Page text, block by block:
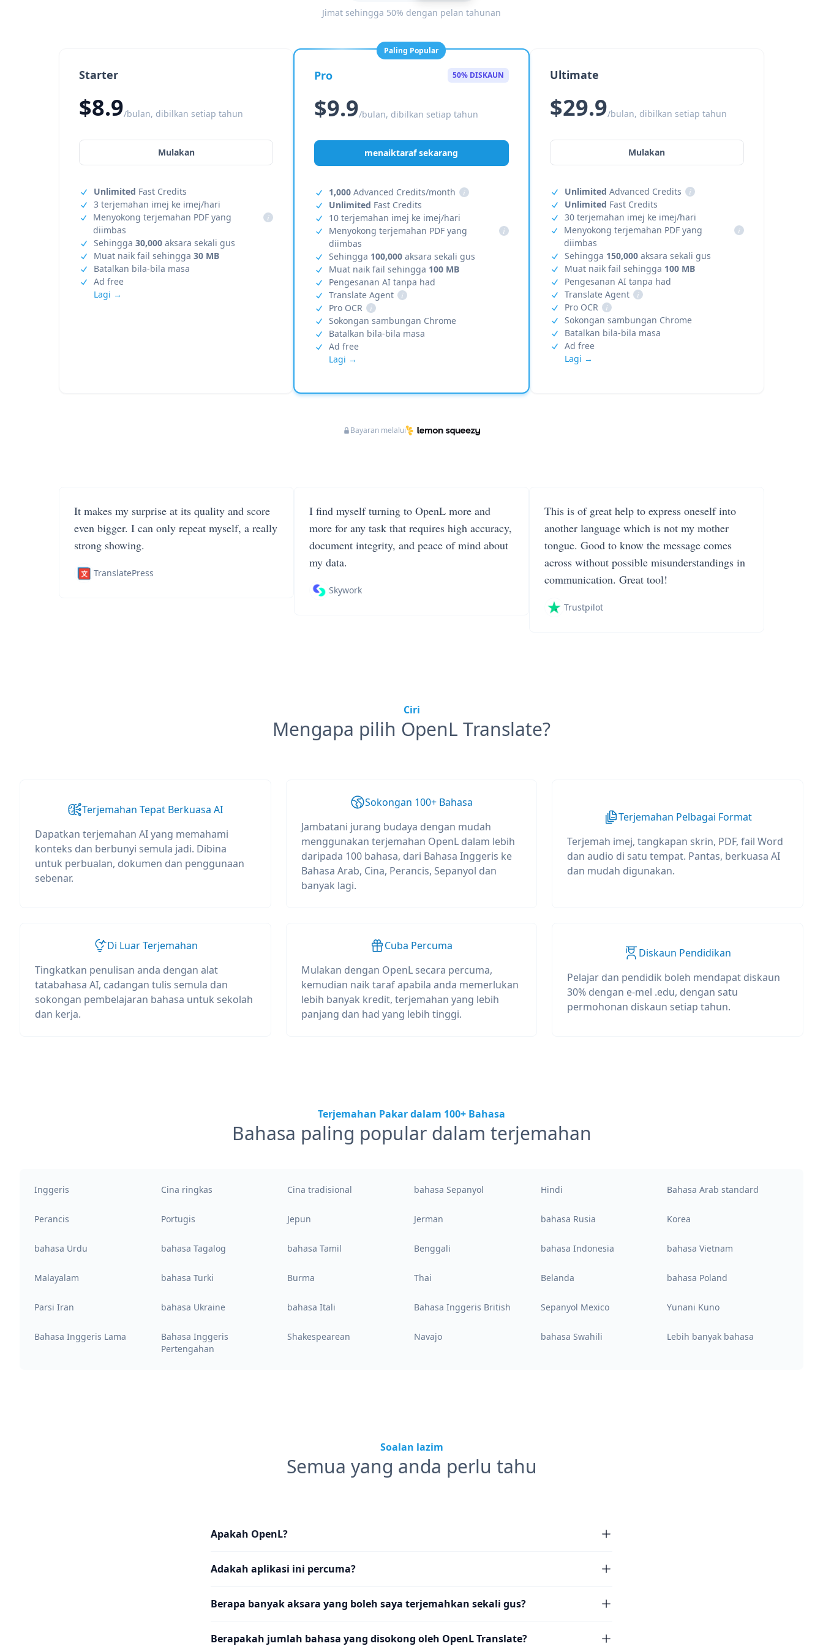
Jimat sehingga 50% dengan pelan tahunan
Starter
$8.9/bulan, dibilkan setiap tahun
Mulakan
Unlimited Fast Credits
3 terjemahan imej ke imej/hari
Menyokong terjemahan PDF yang
diimbas
i
Sehingga 30,000 aksara sekali gus
Muat naik fail sehingga 30 MB
Batalkan bila-bila masa
Ad free
Lagi →
Paling Popular
Pro 50% DISKAUN
$9.9/bulan, dibilkan setiap tahun
menaiktaraf sekarang
1,000 Advanced Credits/month
i
Unlimited Fast Credits
10 terjemahan imej ke imej/hari
Menyokong terjemahan PDF yang
diimbas
i
Sehingga 100,000 aksara sekali gus
Muat naik fail sehingga 100 MB
Pengesanan AI tanpa had
Translate Agent
i
Pro OCR
i
Sokongan sambungan Chrome
Batalkan bila-bila masa
Ad free
Lagi →
Ultimate
$29.9/bulan, dibilkan setiap tahun
Mulakan
Unlimited Advanced Credits
i
Unlimited Fast Credits
30 terjemahan imej ke imej/hari
Menyokong terjemahan PDF yang
diimbas
i
Sehingga 150,000aksara sekali gus
Muat naik fail sehingga 100 MB
Pengesanan AI tanpa had
Translate Agent
i
Pro OCR
i
Sokongan sambungan Chrome
Batalkan bila-bila masa
Ad free
Lagi →
Bayaran melalui
It makes my surprise at its quality and score
even bigger. I can only repeat myself, a really
strong showing.
TranslatePress
I find myself turning to OpenL more and
more for any task that requires high accuracy,
document integrity, and peace of mind about
my data.
Skywork
This is of great help to express oneself into
another language which is not my mother
tongue. Good to know the message comes
across without possible misunderstandings in
communication. Great tool!
Trustpilot
Ciri
Mengapa pilih OpenL Translate?
Terjemahan Tepat Berkuasa AI
Dapatkan terjemahan AI yang memahami
konteks dan berbunyi semula jadi. Dibina
untuk perbualan, dokumen dan penggunaan
sebenar.
Sokongan 100+ Bahasa
Jambatani jurang budaya dengan mudah
menggunakan terjemahan OpenL dalam lebih
daripada 100 bahasa, dari Bahasa Inggeris ke
Bahasa Arab, Cina, Perancis, Sepanyol dan
banyak lagi.
Terjemahan Pelbagai Format
Terjemah imej, tangkapan skrin, PDF, fail Word
dan audio di satu tempat. Pantas, berkuasa AI
dan mudah digunakan.
Di Luar Terjemahan
Tingkatkan penulisan anda dengan alat
tatabahasa AI, cadangan tulis semula dan
sokongan pembelajaran bahasa untuk sekolah
dan kerja.
Cuba Percuma
Mulakan dengan OpenL secara percuma,
kemudian naik taraf apabila anda memerlukan
lebih banyak kredit, terjemahan yang lebih
panjang dan had yang lebih tinggi.
Diskaun Pendidikan
Pelajar dan pendidik boleh mendapat diskaun
30% dengan e-mel .edu, dengan satu
permohonan diskaun setiap tahun.
Terjemahan Pakar dalam 100+ Bahasa
Bahasa paling popular dalam terjemahan
Inggeris Cina ringkas Cina tradisional bahasa Sepanyol Hindi Bahasa Arab standard
Perancis Portugis Jepun Jerman bahasa Rusia Korea
bahasa Urdu bahasa Tagalog bahasa Tamil Benggali bahasa Indonesia bahasa Vietnam
Malayalam bahasa Turki Burma Thai Belanda bahasa Poland
Parsi Iran bahasa Ukraine bahasa Itali Bahasa Inggeris British Sepanyol Mexico Yunani Kuno
Bahasa Inggeris Lama
Bahasa Inggeris
Pertengahan
Shakespearean Navajo bahasa Swahili Lebih banyak bahasa
Soalan lazim
Semua yang anda perlu tahu
Apakah OpenL?
Adakah aplikasi ini percuma?
Berapa banyak aksara yang boleh saya terjemahkan sekali gus?
Berapakah jumlah bahasa yang disokong oleh OpenL Translate?